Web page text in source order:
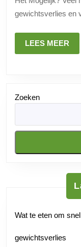
gewichtsverlies en
LEES MEER
Zoeken
Wat te eten om
gewichtsverlies